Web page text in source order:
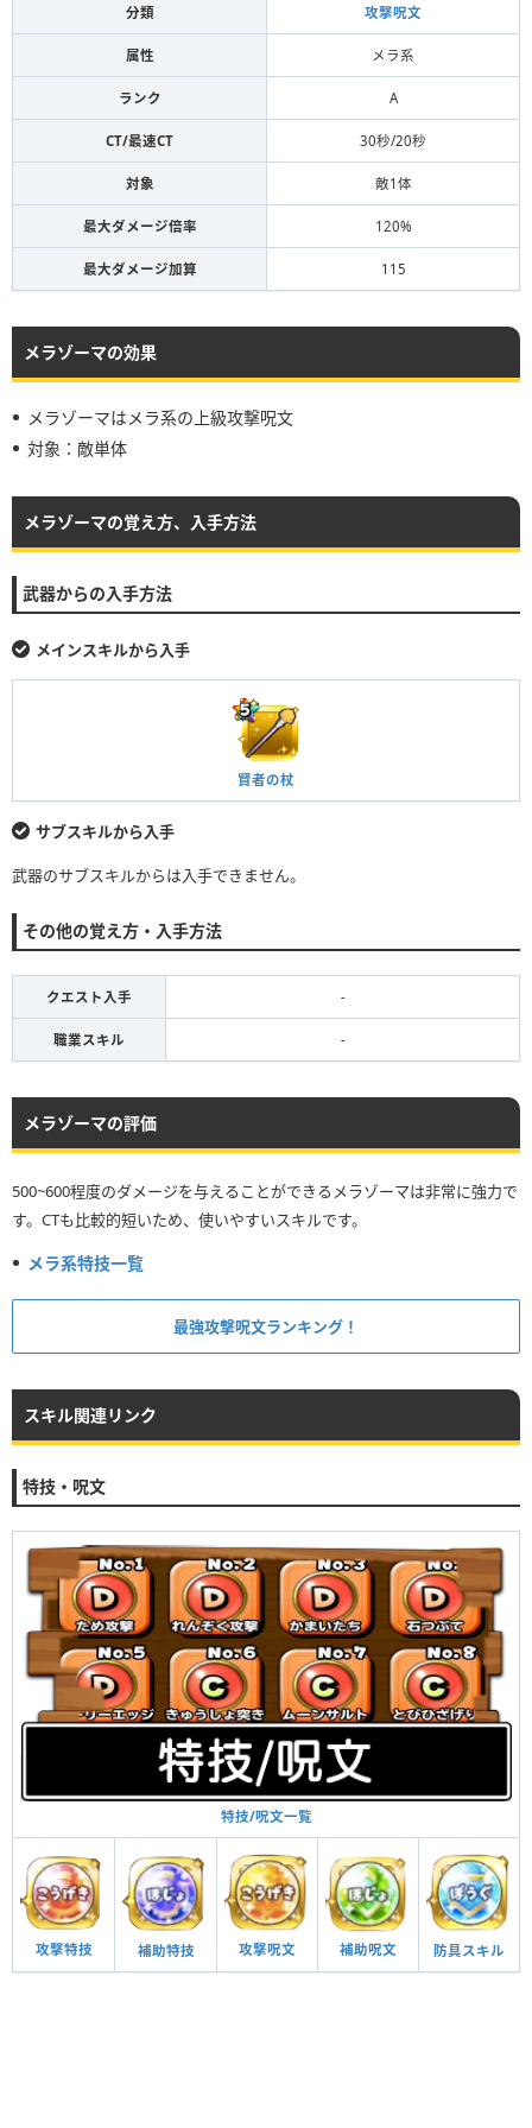
分類 攻撃呪文
属性 メラ系
ランク A
CT/最速CT 30秒/20秒
対象 敵1体
最大ダメージ倍率 120%
最大ダメージ加算 115
メラゾーマの効果
メラゾーマはメラ系の上級攻撃呪文
対象：敵単体
メラゾーマの覚え方、入手方法
武器からの入手方法
メインスキルから入手
賢者の杖
サブスキルから入手
武器のサブスキルからは入手できません。
その他の覚え方・入手方法
クエスト入手 -
職業スキル -
メラゾーマの評価
500~600程度のダメージを与えることができるメラゾーマは非常に強力で
す。CTも比較的短いため、使いやすいスキルです。
メラ系特技一覧
最強攻撃呪文ランキング！
スキル関連リンク
特技・呪文
特技/呪文一覧
攻撃特技 補助特技 攻撃呪文 補助呪文 防具スキル